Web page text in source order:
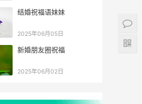
结婚祝福语妹妹
2025年06月05日
新婚朋友圈祝福
2025年06月02日